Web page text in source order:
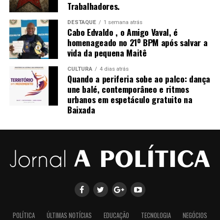
Conservadorismo, Eleições, Democracia, Atualidade.
aliados do ex-presidente, o texto ganhou uma nova
discussão na Câmara…
BRASIL DAS INJUSTIÇAS… E O POVO PAGA A CONTA.
Trabalhadores.
DESTAQUE 1 semana atrás
Cabo Edvaldo , o Amigo Vaval, é
homenageado no 21º BPM após salvar a
vida da pequena Maitê
CULTURA 4 dias atrás
Quando a periferia sobe ao palco: dança
une balé, contemporâneo e ritmos
urbanos em espetáculo gratuito na
Baixada
POLÍTICA ÚLTIMAS NOTÍCIAS EDUCAÇÃO TECNOLOGIA NEGÓCIOS